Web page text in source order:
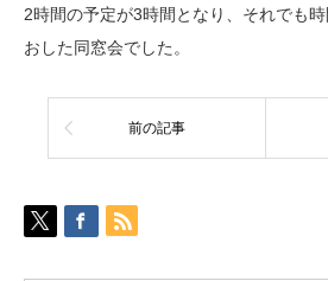
2時間の予定が3時間となり、それでも
おした同窓会でした。
前の記事